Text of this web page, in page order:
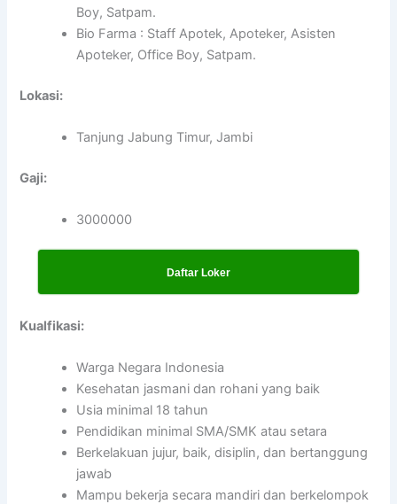
Boy, Satpam.
Bio Farma : Staff Apotek, Apoteker, Asisten
Apoteker, Office Boy, Satpam.
Lokasi:
Tanjung Jabung Timur, Jambi
Gaji:
3000000
Daftar Loker
Kualfikasi:
Warga Negara Indonesia
Kesehatan jasmani dan rohani yang baik
Usia minimal 18 tahun
Pendidikan minimal SMA/SMK atau setara
Berkelakuan jujur, baik, disiplin, dan bertanggung
jawab
Mampu bekerja secara mandiri dan berkelompok